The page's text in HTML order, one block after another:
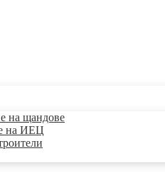
на щандове
на ИЕЦ